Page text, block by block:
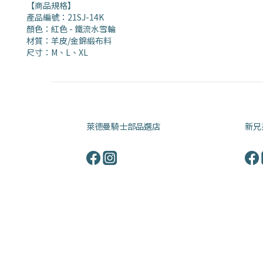
【商品規格】
產品編號：21SJ-14K
顏色：紅色 - 鐵流水雪輪
材質：羊皮/金錦緞布料
尺寸：M、L、XL
萊德曼騎士部品選店 新